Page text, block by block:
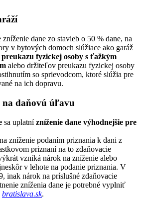
zníženie dane zo stavieb o 50 % dane, na
v bytových domoch slúžiace ako garáž
fyzickej osoby s ťažkým
alebo držiteľov preukazu fyzickej osoby
so sprievodcom, ktoré slúžia pre
na ich dopravu.
na daňovú úľavu
sa uplatnízníženie dane výhodnejšie pre
zníženie podaním priznania k dani z
priznaní na to zdaňovacie
vzniká nárok na zníženie alebo
v lehote na podanie priznania. V
inak nárok na príslušné zdaňovacie
zníženia dane je potrebné vyplniť
bratislava.sk.